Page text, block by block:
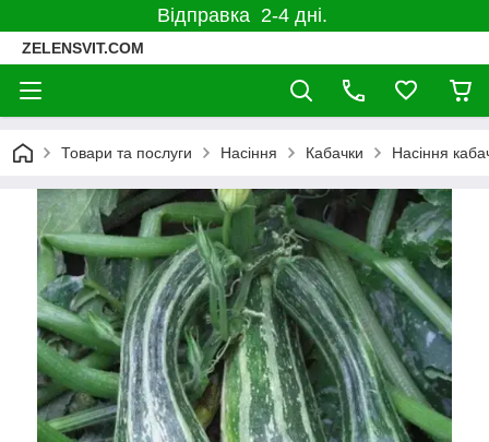
Відправка 2-4 дні.
ZELENSVIT.COM
Товари та послуги Насіння Кабачки Насіння